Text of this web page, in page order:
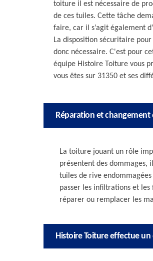
toiture il est nécessaire de
de ces tuiles. Cette tâche
faire, car il s’agit également
La disposition sécuritaire
donc nécessaire. C'est pour
équipe Histoire Toiture vous
vous êtes sur 31350 et ses
Réparation et changement
La toiture jouant un rôle
présentent des dommages,
tuiles de rive
passer les infiltrations et les
réparer ou remplacer les
Histoire Toiture effectue